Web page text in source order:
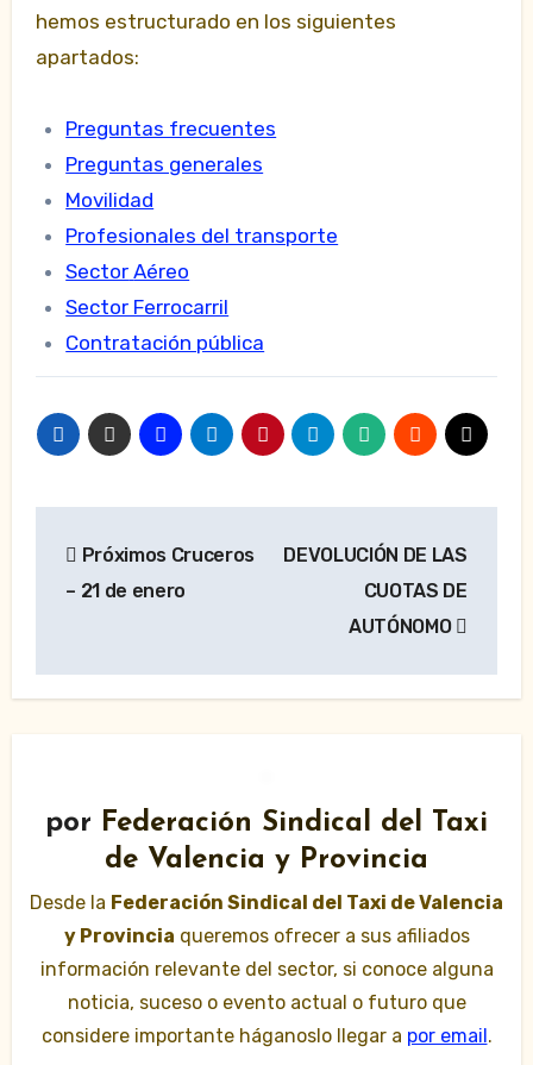
hemos estructurado en los siguientes
apartados:
Preguntas frecuentes
Preguntas generales
Movilidad
Profesionales del transporte
Sector Aéreo
Sector Ferrocarril
Contratación pública
Próximos Cruceros
– 21 de enero
DEVOLUCIÓN DE LAS
CUOTAS DE
AUTÓNOMO
por Federación Sindical del Taxi
de Valencia y Provincia
Desde la Federación Sindical del Taxi de Valencia
y Provincia queremos ofrecer a sus afiliados
información relevante del sector, si conoce alguna
noticia, suceso o evento actual o futuro que
considere importante háganoslo llegar a por email .